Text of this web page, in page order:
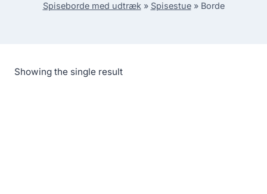
Spiseborde med udtræk » Spisestue» Borde
Showing the single result